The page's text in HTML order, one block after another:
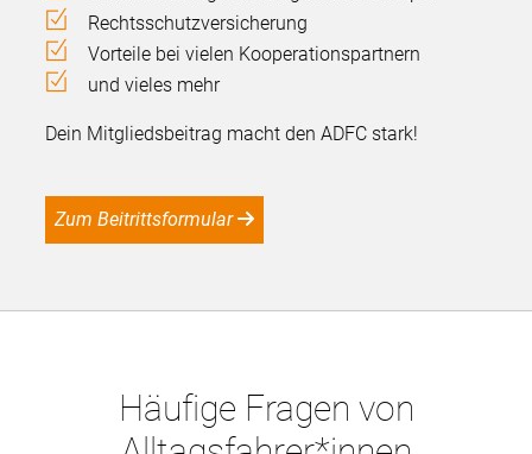
Rechtsschutzversicherung
Vorteile bei vielen Kooperationspartnern
und vieles mehr
Dein Mitgliedsbeitrag macht den ADFC stark!
Zum Beitrittsformular
Häufige Fragen von